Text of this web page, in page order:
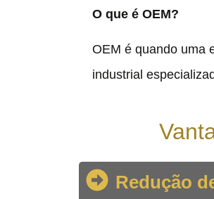
O que é OEM?
OEM é quando uma
industrial
Redução